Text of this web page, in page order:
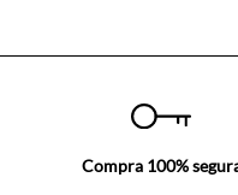
Compra 100%